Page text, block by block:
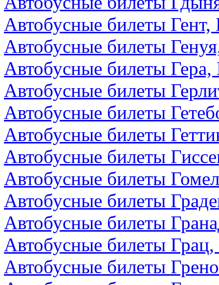
Автобусные билеты Гент,
Автобусные билеты
Автобусные билеты Гера,
Автобусные билеты
Автобусные билеты
Автобусные билеты
Автобусные билеты
Автобусные билеты
Автобусные билеты
Автобусные билеты
Автобусные билеты
Автобусные билеты